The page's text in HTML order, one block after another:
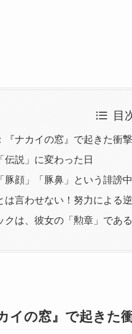
目
『ナカイの窓』で起きた衝
伝説」に変わった日
豚顔」「豚鼻」という誹謗
は言わせない！努力による
クは、彼女の「勲章」である
イの窓』で起きた